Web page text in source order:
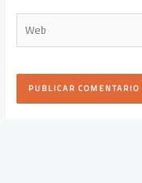
Web